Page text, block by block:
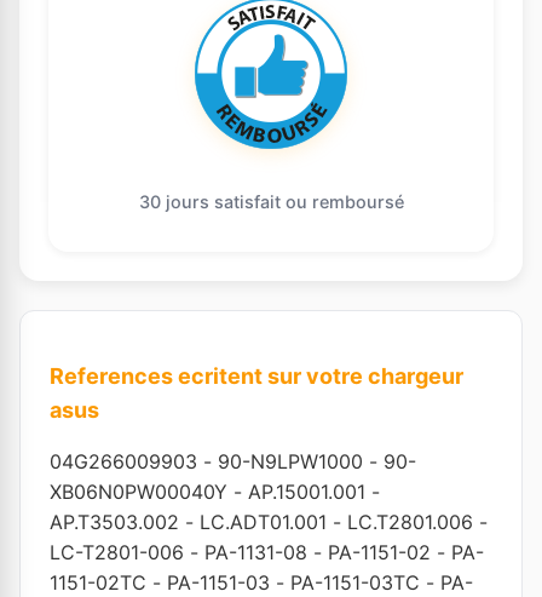
30 jours satisfait ou remboursé
References ecritent sur votre chargeur
asus
04G266009903 - 90-N9LPW1000 - 90-
XB06N0PW00040Y - AP.15001.001 -
AP.T3503.002 - LC.ADT01.001 - LC.T2801.006 -
LC-T2801-006 - PA-1131-08 - PA-1151-02 - PA-
1151-02TC - PA-1151-03 - PA-1151-03TC - PA-